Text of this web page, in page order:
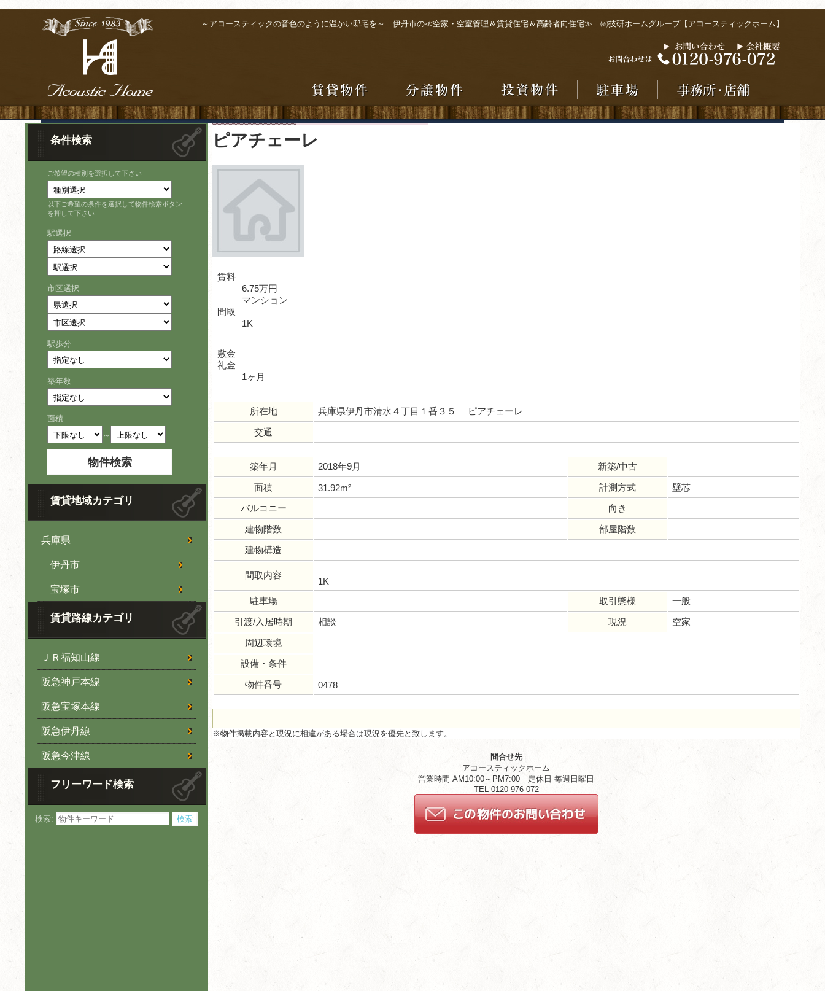
～アコースティックの音色のように温かい邸宅を～ 伊丹市の≪空家・空室管理＆賃貸住宅＆高齢者向住宅≫ ㈱技研ホームグループ【アコースティックホーム】
条件検索
ご希望の種別を選択して下さい
以下ご希望の条件を選択して物件検索ボタン
を押して下さい
駅選択
市区選択
駅歩分
築年数
面積
～
賃貸地域カテゴリ
兵庫県
伊丹市
宝塚市
賃貸路線カテゴリ
ＪＲ福知山線
阪急神戸本線
阪急宝塚本線
阪急伊丹線
阪急今津線
フリーワード検索
検索:
ピアチェーレ
賃料
6.75万円
マンション
間取
1K
敷金
礼金
1ヶ月
所在地
兵庫県伊丹市清水４丁目１番３５ ピアチェーレ
交通
築年月 2018年9月
新築/中古
面積
31.92m² 計測方式
壁芯
バルコニー
向き
建物階数
部屋階数
建物構造
間取内容
1K
駐車場
取引態様
一般
引渡/入居時期
相談 現況
空家
周辺環境
設備・条件
物件番号
0478
※物件掲載内容と現況に相違がある場合は現況を優先と致します。
問合せ先
アコースティックホーム
営業時間 AM10:00～PM7:00 定休日 毎週日曜日
TEL 0120-976-072